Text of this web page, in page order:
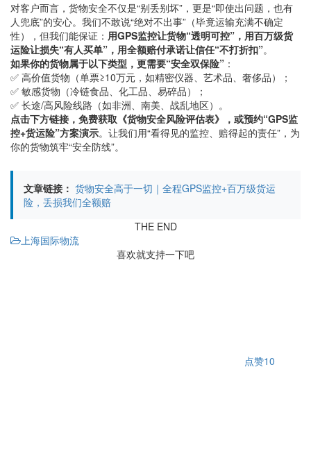
对客户而言，货物安全不仅是“别丢别坏”，更是“即使出问题，也有
人兜底”的安心。我们不敢说“绝对不出事”（毕竟运输充满不确定
性），但我们能保证： 用GPS监控让货物“透明可控”，用百万级货
运险让损失“有人买单”，用全额赔付承诺让信任“不打折扣”。
如果你的货物属于以下类型，更需要“安全双保险” ：
✅ 高价值货物（单票≥10万元，如精密仪器、艺术品、奢侈品）；
✅ 敏感货物（冷链食品、化工品、易碎品）；
✅ 长途/高风险线路（如非洲、南美、战乱地区）。
点击下方链接，免费获取《货物安全风险评估表》，或预约“GPS监
控+货运险”方案演示。让我们用“看得见的监控、赔得起的责任”，为
你的货物筑牢“安全防线”。
文章链接： 货物安全高于一切｜全程GPS监控+百万级货运
险，丢损我们全额赔
THE END
上海国际物流
喜欢就支持一下吧
点赞10